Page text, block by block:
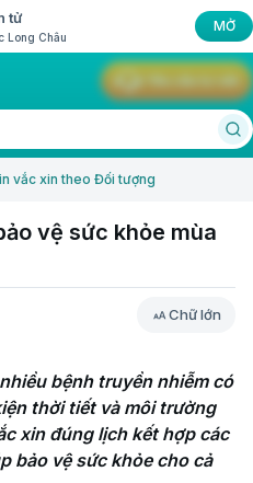
tử
Long Châu
MỞ
vắc xin theo Đối tượng
vệ sức khỏe mùa
Chữ lớn
Chữ lớn
bệnh truyền nhiễm có
thời tiết và môi trường
xin đúng lịch kết hợp các
bảo vệ sức khỏe cho cả